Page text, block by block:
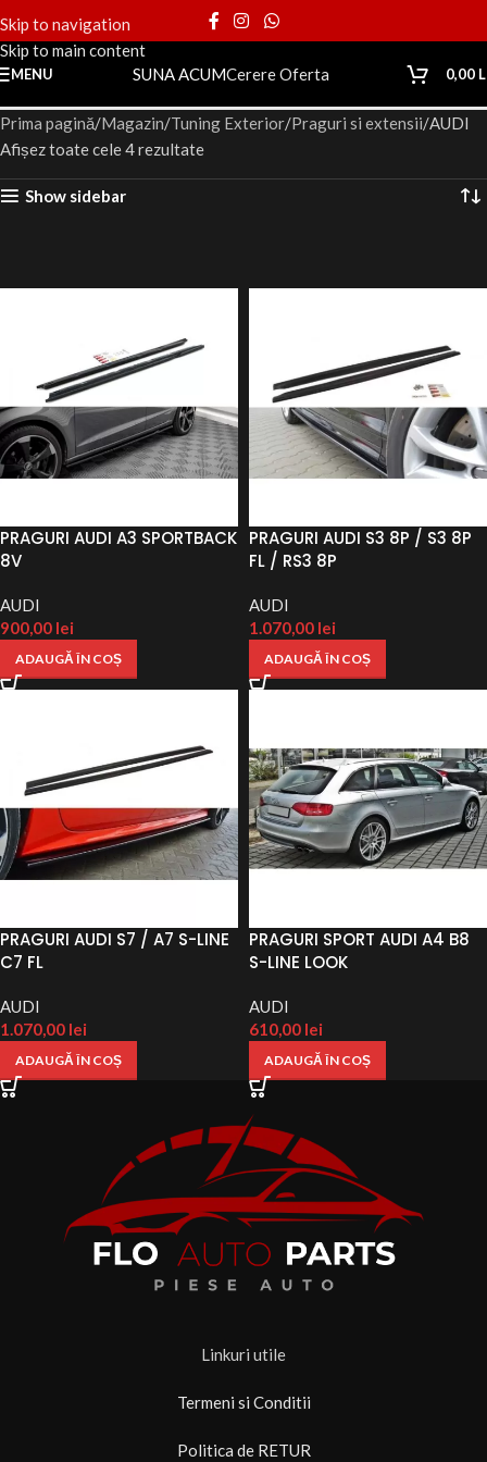
Skip to navigation
Skip to main content
MENU SUNA ACUMCerere Oferta 0,00
Prima pagină Magazin Tuning Exterior Praguri si extensii AUDI
Afișez toate cele 4 rezultate
Show sidebar
PRAGURI AUDI A3 SPORTBACK
8V
AUDI
900,00 lei
ADAUGĂ ÎN COȘ
PRAGURI AUDI S3 8P / S3 8P
FL / RS3 8P
AUDI
1.070,00 lei
ADAUGĂ ÎN COȘ
PRAGURI AUDI S7 / A7 S-LINE
C7 FL
AUDI
1.070,00 lei
ADAUGĂ ÎN COȘ
PRAGURI SPORT AUDI A4 B8
S-LINE LOOK
AUDI
610,00 lei
ADAUGĂ ÎN COȘ
Linkuri utile
Termeni si Conditii
Politica de RETUR